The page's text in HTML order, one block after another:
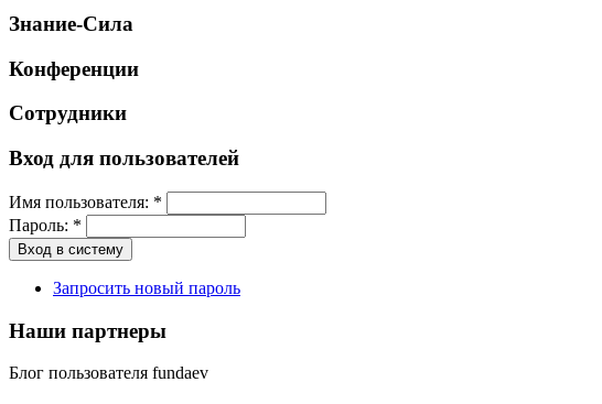
Знание-Сила
Конференции
Сотрудники
Вход для пользователей
Имя пользователя: *
Пароль: *
Запросить новый пароль
Наши партнеры
Блог пользователя fundaev